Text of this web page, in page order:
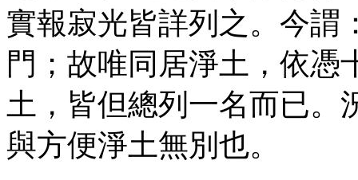
實報寂光皆詳列之。今謂
門；故唯同居淨土，依憑
土，皆但總列一名而已。
與方便淨土無別也。